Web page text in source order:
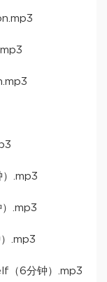
.mp3
.mp3
.mp3
（6分钟）.mp3